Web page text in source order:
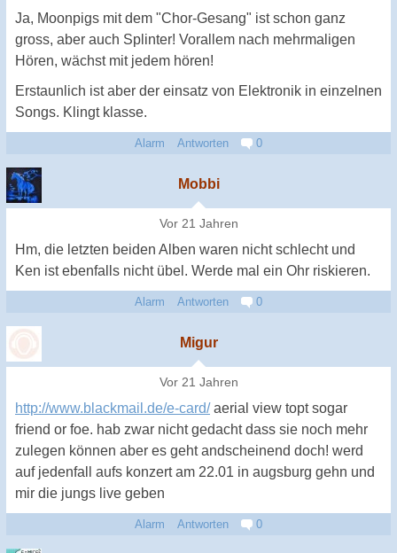
Ja, Moonpigs mit dem "Chor-Gesang" ist schon ganz
gross, aber auch Splinter! Vorallem nach mehrmaligen
Hören, wächst mit jedem hören!
Erstaunlich ist aber der einsatz von Elektronik in einzelnen
Songs. Klingt klasse.
Alarm Antworten 0
Mobbi
Vor 21 Jahren
Hm, die letzten beiden Alben waren nicht schlecht und
Ken ist ebenfalls nicht übel. Werde mal ein Ohr riskieren.
Alarm Antworten 0
Migur
Vor 21 Jahren
http://www.blackmail.de/e-card/aerial view topt sogar
friend or foe. hab zwar nicht gedacht dass sie noch mehr
zulegen können aber es geht andscheinend doch! werd
auf jedenfall aufs konzert am 22.01 in augsburg gehn und
mir die jungs live geben
Alarm Antworten 0